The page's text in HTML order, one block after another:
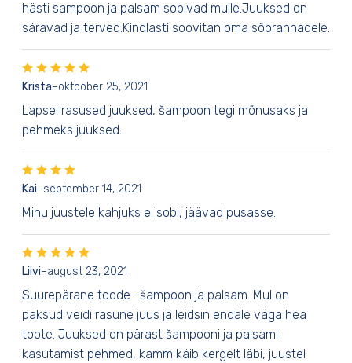
hästi sampoon ja palsam sobivad mulle.Juuksed on
säravad ja terved.Kindlasti soovitan oma sõbrannadele.
Krista–oktoober 25, 2021
Lapsel rasused juuksed, šampoon tegi mõnusaks ja
pehmeks juuksed.
Kai–september 14, 2021
Minu juustele kahjuks ei sobi, jäävad pusasse.
Liivi–august 23, 2021
Suurepärane toode -šampoon ja palsam. Mul on
paksud veidi rasune juus ja leidsin endale väga hea
toote. Juuksed on pärast šampooni ja palsami
kasutamist pehmed, kamm käib kergelt läbi, juustel